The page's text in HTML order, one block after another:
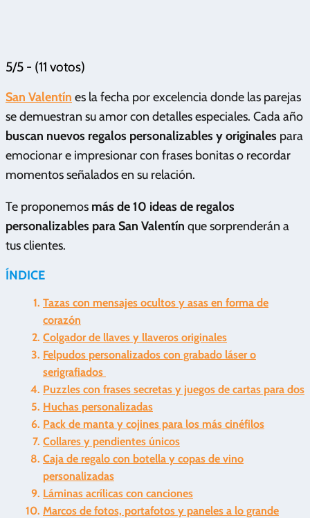
5/5 - (11 votos)
San Valentín es la fecha por excelencia donde las parejas
se demuestran su amor con detalles especiales. Cada año
buscan nuevos regalos personalizables y originales para
emocionar e impresionar con frases bonitas o recordar
momentos señalados en su relación.
Te proponemos más de 10 ideas de regalos
personalizables para San Valentín que sorprenderán a
tus clientes.
ÍNDICE
Tazas con mensajes ocultos y asas en forma de
corazón
Colgador de llaves y llaveros originales
Felpudos personalizados con grabado láser o
serigrafiados
Puzzles con frases secretas y juegos de cartas para dos
Huchas personalizadas
Pack de manta y cojines para los más cinéfilos
Collares y pendientes únicos
Caja de regalo con botella y copas de vino
personalizadas
Láminas acrílicas con canciones
Marcos de fotos, portafotos y paneles a lo grande